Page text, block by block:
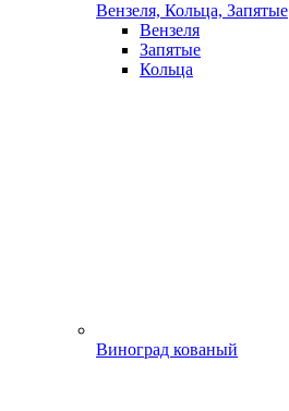
Вензеля, Кольца, Запятые
Вензеля
Запятые
Кольца
Виноград кованый